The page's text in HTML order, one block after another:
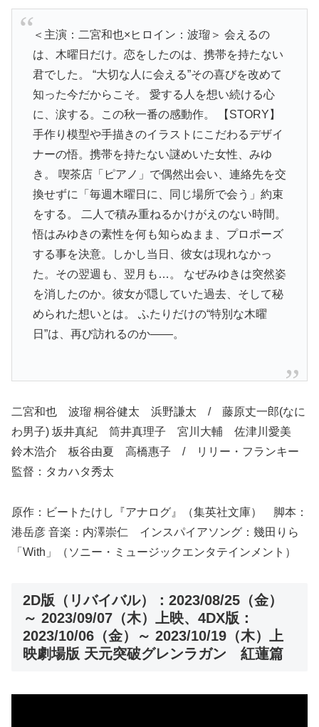
＜主演：二宮和也×ヒロイン：波瑠＞ 会えるの
は、木曜日だけ。恋をしたのは、携帯を持たない
君でした。 “大切な人に会える”その喜びを改めて
知った今だからこそ。 愛する人を想い続ける心
に、涙する。この秋一番の感動作。 【STORY】
手作り模型や手描きのイラストにこだわるデザイ
ナーの悟。携帯を持たない謎めいた女性、みゆ
き。 喫茶店「ピアノ」で偶然出会い、連絡先を交
換せずに「毎週木曜日に、同じ場所で会う」約束
をする。 二人で積み重ねるかけがえのない時間。
悟はみゆきの素性を何も知らぬまま、プロポーズ
する事を決意。しかし当日、彼女は現れなかっ
た。その翌週も、翌月も…。 なぜみゆきは突然姿
を消したのか。彼女が隠していた過去、そして秘
められた想いとは。 ふたりだけの“特別な木曜
日”は、再び訪れるのか――。
二宮和也 波瑠 桐谷健太 浜野謙太 / 藤原丈一郎(なに
わ男子) 坂井真紀 筒井真理子 宮川大輔 佐津川愛美
鈴木浩介 板谷由夏 高橋惠子 / リリー・フランキー
監督：タカハタ秀太
原作：ビートたけし『アナログ』（集英社文庫） 脚本：
港岳彦 音楽：内澤崇仁 インスパイアソング：幾田りら
「With」（ソニー・ミュージックエンタテインメント）
2D版（リバイバル）：2023/08/25（金）
～ 2023/09/07（木）上映、4DX版：
2023/10/06（金）～ 2023/10/19（木）上
映劇場版 天元突破グレンラガン 紅蓮篇